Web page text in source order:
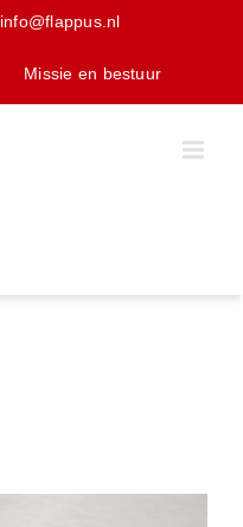
info@flappus.nl
Missie en bestuur